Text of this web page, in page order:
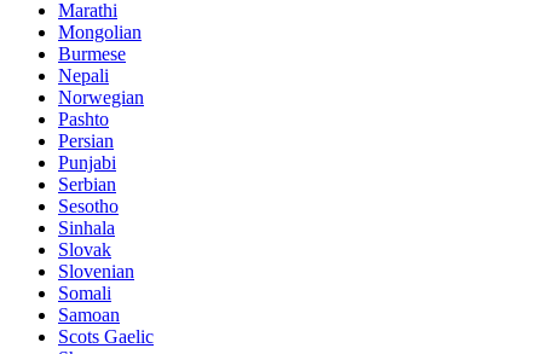
Marathi
Mongolian
Burmese
Nepali
Norwegian
Pashto
Persian
Punjabi
Serbian
Sesotho
Sinhala
Slovak
Slovenian
Somali
Samoan
Scots Gaelic